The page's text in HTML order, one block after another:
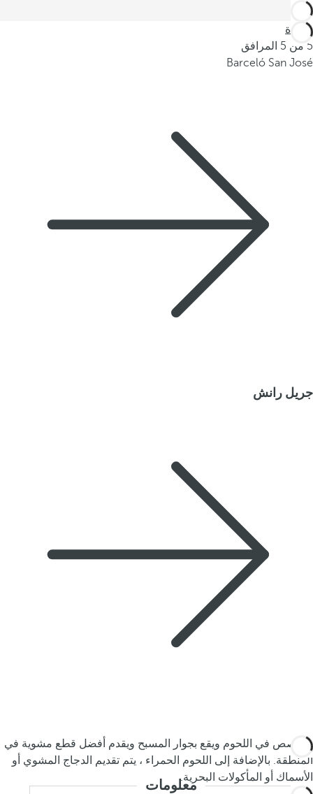
العودة
5 من 5 المرافق
Barceló San José
جريل رانش
متخصص في اللحوم ويقع بجوار المسبح ويقدم أفضل قطع مشوية في
المنطقة. بالإضافة إلى اللحوم الحمراء ، يتم تقديم الدجاج المشوي أو
الأسماك أو المأكولات البحرية.معلومات